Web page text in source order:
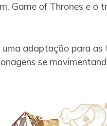
Game of Thrones e o
adaptação para as
se